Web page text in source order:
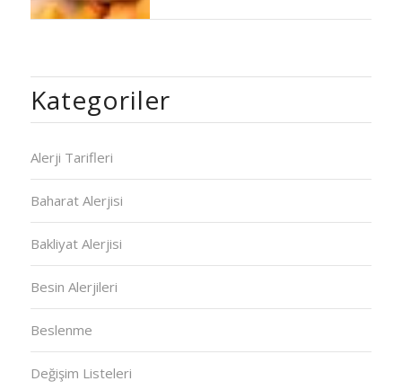
Kategoriler
Alerji Tarifleri
Baharat Alerjisi
Bakliyat Alerjisi
Besin Alerjileri
Beslenme
Değişim Listeleri